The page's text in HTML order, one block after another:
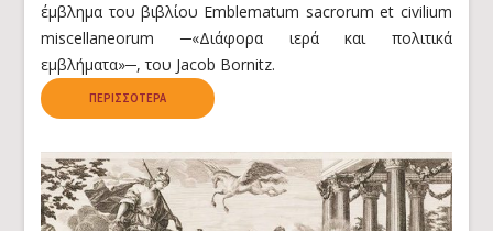
έμβλημα του βιβλίου Emblematum sacrorum et civilium
miscellaneorum ─«Διάφορα ιερά και πολιτικά
εμβλήματα»─, του Jacob Bornitz.
ΠΕΡΙΣΣΌΤΕΡΑ